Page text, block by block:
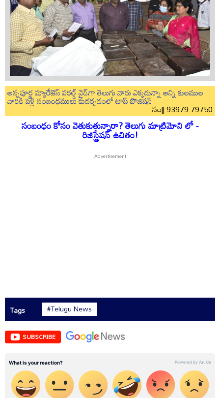
అన్నపూర్ణ మ్యారేజెస్ వరల్డ్ వైడ్‌గా తెలుగు వారు ఎక్కడున్నా అన్ని కులముల
వారికి పెళ్లి సంబంధములు కుదర్చడంలో టాప్ పొజిషన్
సం|| 93979 79750
సంబంధం కోసం వెతుకుతున్నారా? తెలుగు మాట్రిమోని లో -
రిజిస్ట్రేషన్ ఉచితం!
Tags #Telugu News
SUBSCRIBE